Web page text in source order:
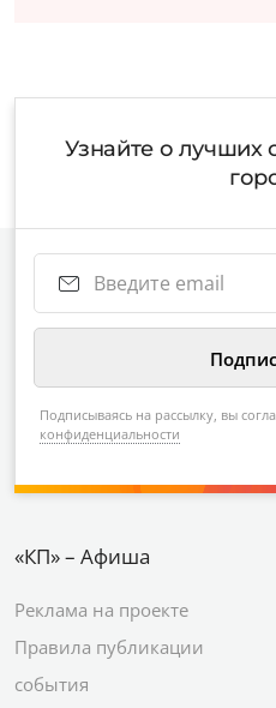
Узнайте о лучших
Подписываясь на рассылку, вы
конфиденциальности
«КП» – Афиша
Реклама на проекте
Правила публикации
события